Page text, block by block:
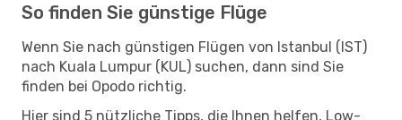
So finden Sie günstige Flüge
Wenn Sie nach günstigen Flügen von Istanbul (IST)
nach Kuala Lumpur (KUL) suchen, dann sind Sie
finden bei Opodo richtig.
Hier sind 5 nützliche Tipps, die Ihnen helfen, Low-